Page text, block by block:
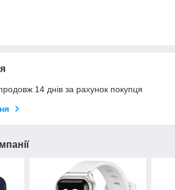
14 днів за рахунок покупця